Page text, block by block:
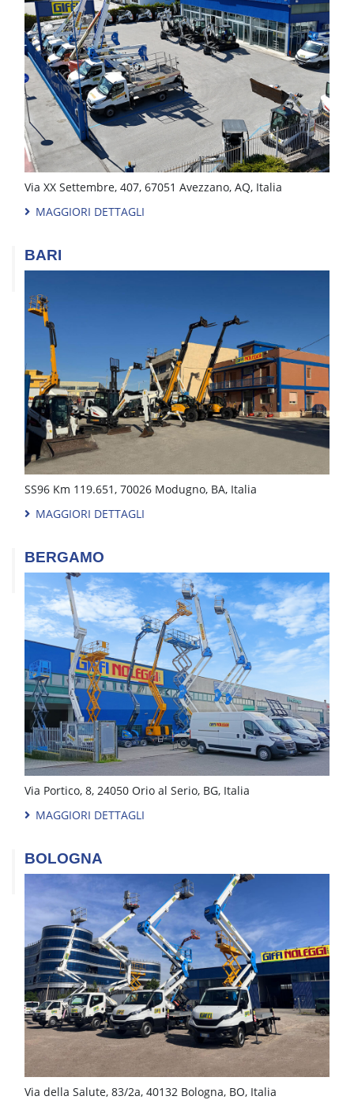
Via XX Settembre, 407, 67051 Avezzano, AQ, Italia
MAGGIORI DETTAGLI
BARI
SS96 Km 119.651, 70026 Modugno, BA, Italia
MAGGIORI DETTAGLI
BERGAMO
Via Portico, 8, 24050 Orio al Serio, BG, Italia
MAGGIORI DETTAGLI
BOLOGNA
Via della Salute, 83/2a, 40132 Bologna, BO, Italia